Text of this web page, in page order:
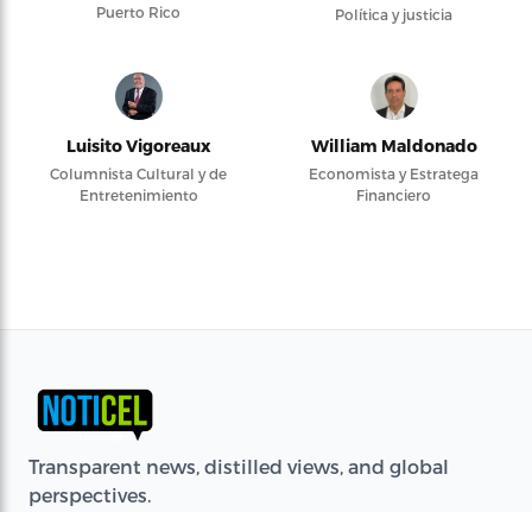
Puerto Rico
Política y justicia
Luisito Vigoreaux
Columnista Cultural y de
Entretenimiento
William Maldonado
Economista y Estratega
Financiero
Transparent news, distilled views, and global
perspectives.